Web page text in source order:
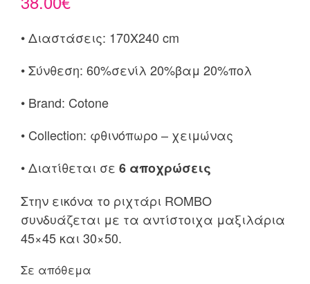
• Διαστάσεις: 170X240 cm
• Σύνθεση: 60%σενίλ 20%βαμ 20%πολ
• Brand: Cotone
• Collection: φθινόπωρο – χειμώνας
• Διατίθεται σε 6 αποχρώσεις
Στην εικόνα το ριχτάρι ROMBO
συνδυάζεται με τα αντίστοιχα μαξιλάρια
45×45 και 30×50.
Σε απόθεμα